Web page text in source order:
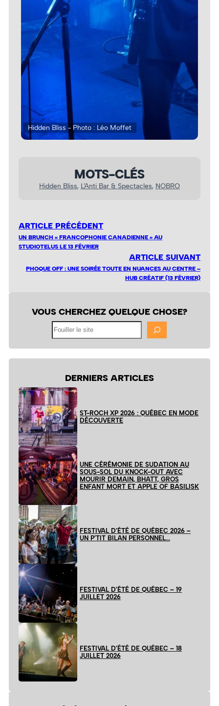
Hidden Bliss - Photo : Léo Moffet
MOTS-CLÉS
Hidden Bliss, L’Anti Bar & Spectacles, NOBRO
ARTICLE PRÉCÉDENT
UN BRUNCH « FRANCOPHONIE CANADIENNE » AU
STUDIOTELUS LE 13 FÉVRIER
ARTICLE SUIVANT
PHOQUE OFF : UNE SOIRÉE TOUTE EN NUANCES AU CENTRE –
HUB CRÉATIF (13 FÉVRIER)
VOUS CHERCHEZ QUELQUE CHOSE?
Fouiller
DERNIERS ARTICLES
ST-ROCH XP 2026 : QUÉBEC EN MODE
DÉCOUVERTE
UNE CÉRÉMONIE DE SUDATION AU
SOUS-SOL DU KNOCK-OUT AVEC
MOURIR DEMAIN, BHATT, GROS
ENFANT MORT ET APPLE OF BASILISK
FESTIVAL D’ÉTÉ DE QUÉBEC 2026 –
UN P’TIT BILAN PERSONNEL…
FESTIVAL D’ÉTÉ DE QUÉBEC – 19
JUILLET 2026
FESTIVAL D’ÉTÉ DE QUÉBEC – 18
JUILLET 2026